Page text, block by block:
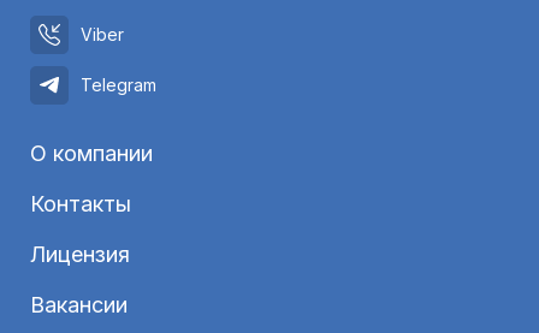
Viber
Telegram
О компании
Контакты
Лицензия
Вакансии